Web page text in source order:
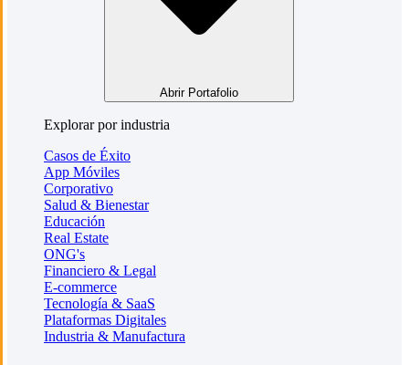
Abrir Portafolio
Explorar por industria
Casos de Éxito
App Móviles
Corporativo
Salud & Bienestar
Educación
Real Estate
ONG's
Financiero & Legal
E-commerce
Tecnología & SaaS
Plataformas Digitales
Industria & Manufactura